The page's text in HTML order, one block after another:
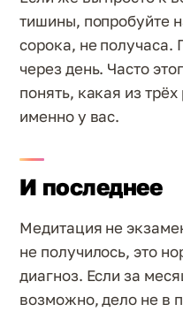
тишины, попробуйте
сорока, не получаса.
через день. Часто
понять, какая из
именно у вас.
И последнее
Медитация не
не получилось, это
диагноз. Если за
возможно, дело не в